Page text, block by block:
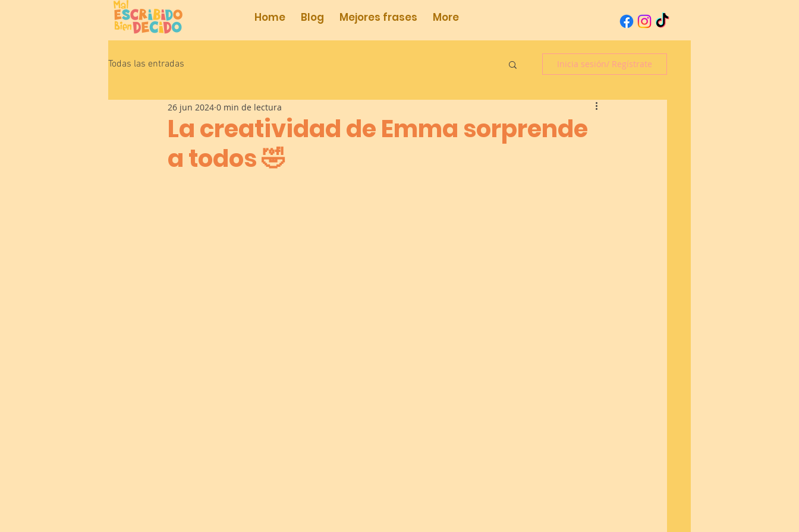
Home Blog Mejores frases More
Todas las entradas Inicia sesión/ Regístrate
La creatividad de Emma sorprende
a todos 🤣
26 jun 2024 0 min de lectura